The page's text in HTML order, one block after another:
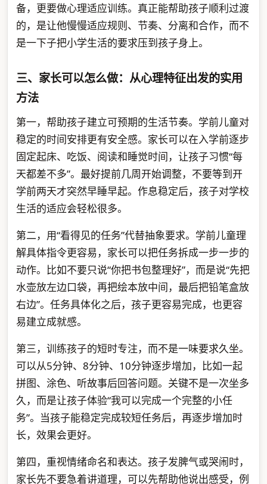
备，更要做心理适应训练。真正能帮助孩子顺利过渡
的，是让他慢慢适应规则、节奏、分离和合作，而不
是一下子把小学生活的要求压到孩子身上。
三、家长可以怎么做：从心理特征出发的实用
方法
第一，帮助孩子建立可预期的生活节奏。学前儿童对
稳定的时间安排更有安全感。家长可以在入学前逐步
固定起床、吃饭、阅读和睡觉时间，让孩子习惯“每
天都差不多”。最好提前几周开始调整，不要等到开
学前两天才突然早睡早起。作息稳定后，孩子对学校
生活的适应会轻松很多。
第二，用“看得见的任务”代替抽象要求。学前儿童理
解具体指令更容易，家长可以把任务拆成一步一步的
动作。比如不要只说“你把书包整理好”，而是说“先把
水壶放左边口袋，再把绘本放中间，最后把铅笔盒放
右边”。任务具体化之后，孩子更容易完成，也更容
易建立成就感。
第三，训练孩子的短时专注，而不是一味要求久坐。
可以从5分钟、8分钟、10分钟逐步增加，比如一起
拼图、涂色、听故事后回答问题。关键不是一次坐多
久，而是让孩子体验“我可以完成一个完整的小任
务”。当孩子能稳定完成较短任务后，再逐步增加时
长，效果会更好。
第四，重视情绪命名和表达。孩子发脾气或哭闹时，
家长先不要急着讲道理，可以先帮助他说出感受，例